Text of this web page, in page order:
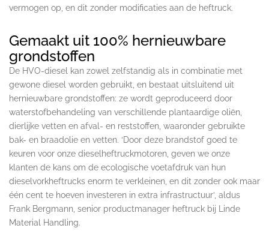
vermogen op, en dit zonder modificaties aan de heftruck.
Gemaakt uit 100% hernieuwbare
grondstoffen
De HVO-diesel kan zowel zelfstandig als in combinatie met
gewone diesel worden gebruikt, en bestaat uitsluitend uit
hernieuwbare grondstoffen: ze wordt geproduceerd door
waterstofbehandeling van verschillende plantaardige oliën,
dierlijke vetten en afval- en reststoffen, waaronder gebruikte
bak- en braadolie en vetten. ‘Door deze brandstof goed te
keuren voor onze dieselheftruckmotoren, geven we onze
klanten de kans om de ecologische voetafdruk van hun
dieselvorkheftrucks enorm te verkleinen, en dit zonder ook maar
één cent te hoeven investeren in extra infrastructuur’, aldus
Frank Bergmann, senior productmanager heftruck bij Linde
Material Handling.